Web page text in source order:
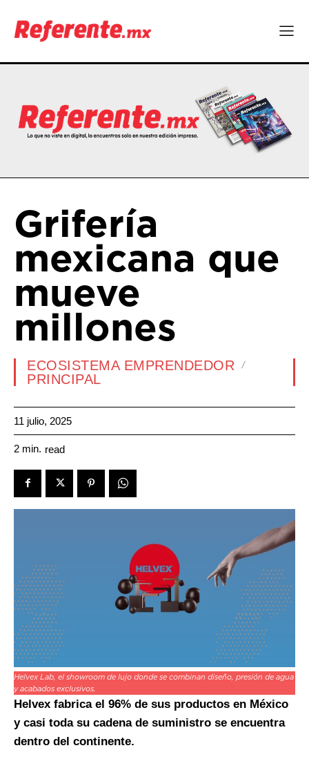
Grifería
mexicana que
mueve
millones
ECOSISTEMA EMPRENDEDOR
PRINCIPAL
11 julio, 2025
2 min. read
Helvex Lab, el showroom de lujo donde se combinan diseño, presión de agua
y acabados exclusivos.
Helvex fabrica el 96% de sus productos en México
y casi toda su cadena de suministro se encuentra
dentro del continente.